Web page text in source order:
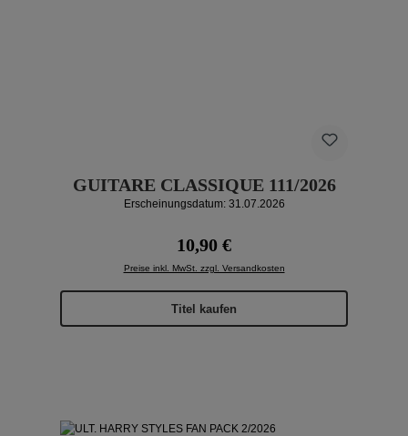
GUITARE CLASSIQUE 111/2026
Erscheinungsdatum: 31.07.2026
Regulärer Preis:
10,90 €
Preise inkl. MwSt. zzgl. Versandkosten
Titel kaufen